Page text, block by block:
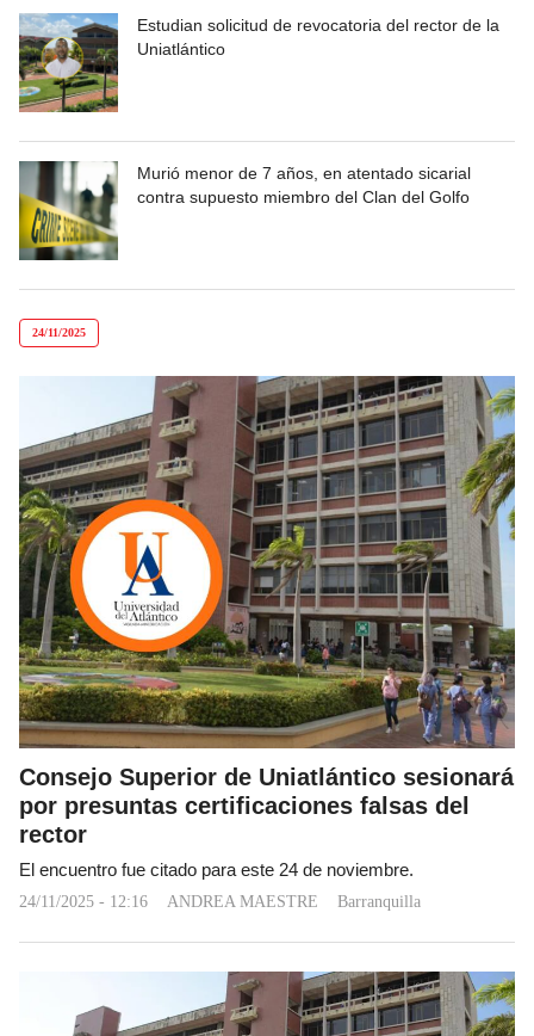
Estudian solicitud de revocatoria del rector de la
Uniatlántico
Murió menor de 7 años, en atentado sicarial
contra supuesto miembro del Clan del Golfo
24/11/2025
Consejo Superior de Uniatlántico sesionará
por presuntas certificaciones falsas del
rector
El encuentro fue citado para este 24 de noviembre.
24/11/2025 - 12:16 ANDREA MAESTRE Barranquilla